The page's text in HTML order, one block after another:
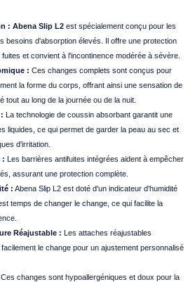
: Abena Slip L2 est spécialement conçu pour les
besoins d'absorption élevés. Il offre une protection
et convient à l'incontinence modérée à sévère.
: Ces changes complets sont conçus pour
la forme du corps, offrant ainsi une sensation de
tout au long de la journée ou de la nuit.
La technologie de coussin absorbant garantit une
liquides, ce qui permet de garder la peau au sec et
d'irritation.
: Les barrières antifuites intégrées aident à empêcher
assurant une protection complète.
: Abena Slip L2 est doté d'un indicateur d'humidité
temps de changer le change, ce qui facilite la
Réajustable : Les attaches réajustables
le change pour un ajustement personnalisé
Ces changes sont hypoallergéniques et doux pour la